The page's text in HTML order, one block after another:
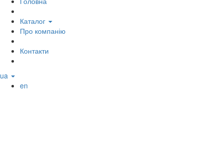
Каталог
Про компанію
Контакти
ua
en